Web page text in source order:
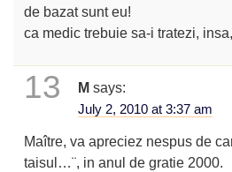
de bazat sunt eu!
ca medic trebuie sa-i tratezi,
13 M says:
July 2, 2010 at 3:37 am
Maître, va apreciez nespus de
taisul…¨, in anul de gratie 2000.